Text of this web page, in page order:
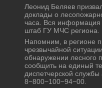
Леонид Беляев
дοклады о
часа. Вся информация
штаб ГУ МЧС региона.
Напомним, в регионе
чрезвычайной
обнаружении лесного
сообщить на единый
диспетчерской
8−800−100−94−00.